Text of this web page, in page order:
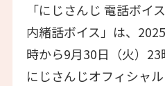
「にじさんじ 電話ボイ
内緒話ボイス」は、
時から9月30日（火）23
にじさんじオフィシャ